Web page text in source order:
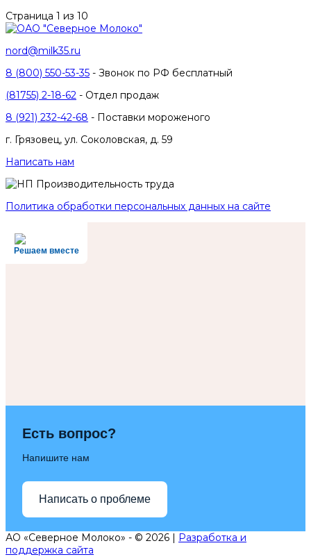
Страница 1 из 10
nord@milk35.ru
8 (800) 550-53-35 - Звонок по РФ бесплатный
(81755) 2-18-62 - Отдел продаж
8 (921) 232-42-68 - Поставки мороженого
г. Грязовец, ул. Соколовская, д. 59
Написать нам
Политика обработки персональных данных на сайте
Решаем вместе
Есть вопрос?
Напишите нам
Написать о проблеме
АО «Северное Молоко» - © 2026 | Разработка и
поддержка сайта